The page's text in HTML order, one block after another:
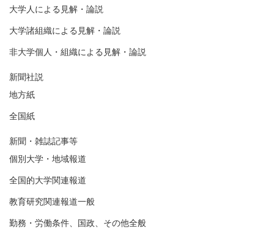
大学人による見解・論説
大学諸組織による見解・論説
非大学個人・組織による見解・論説
新聞社説
地方紙
全国紙
新聞・雑誌記事等
個別大学・地域報道
全国的大学関連報道
教育研究関連報道一般
勤務・労働条件、国政、その他全般